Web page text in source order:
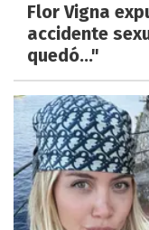
Flor Vigna
accidente
quedó..."